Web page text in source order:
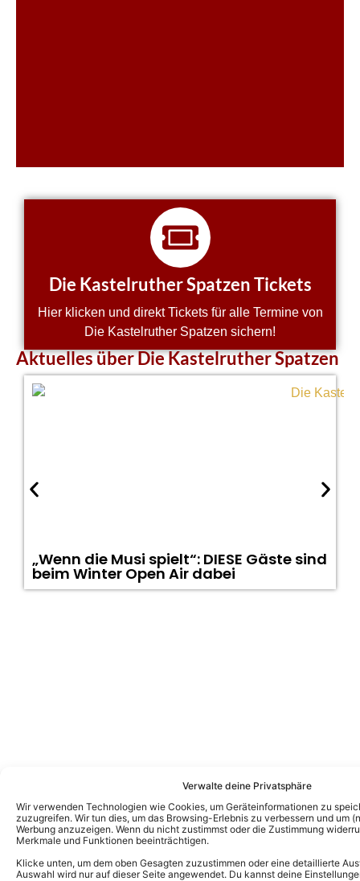
Verwalte deine Privatsphäre
Wir verwenden Technologien wie Cookies, um Geräteinformationen zu
zuzugreifen. Wir tun dies, um das Browsing-Erlebnis zu verbessern und um
Werbung anzuzeigen. Wenn du nicht zustimmst oder die Zustimmung
Merkmale und Funktionen beeinträchtigen.
Klicke unten, um dem oben Gesagten zuzustimmen oder eine detaillierte
Auswahl wird nur auf dieser Seite angewendet. Du kannst deine
Die Kastelruther Spatzen Tickets
Hier klicken und direkt Tickets für alle Termine von
Die Kastelruther Spatzen sichern!
Aktuelles über Die Kastelruther Spatzen
„Wenn die Musi spielt“: DIESE Gäste sind
beim Winter Open Air dabei
Fotogalerien von Die Kastelruther
Spatzen